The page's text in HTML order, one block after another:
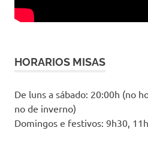
HORARIOS MISAS
De luns a sábado: 20:00h (no
no de inverno)
Domingos e festivos: 9h30,